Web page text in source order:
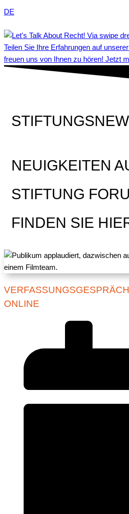
DE
Teilen Sie Ihre Erfahrungen auf
freuen uns von Ihnen zu hören! Jetzt
NEUIGKEITEN
STIFTUNG
FINDEN SIE
ONLINE